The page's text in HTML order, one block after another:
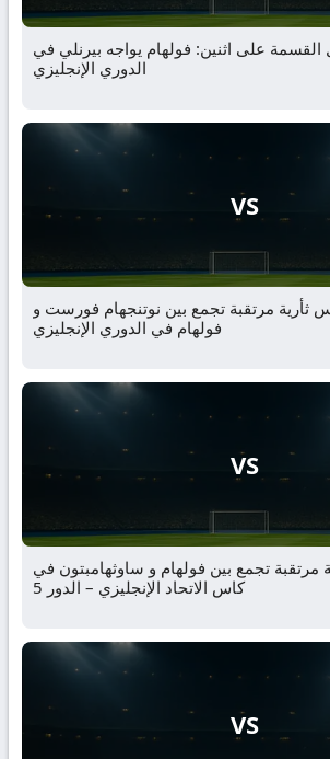
القسمة على اثنين: فولهام يواجه بيرنلي في
الدوري الإنجليزي
VS
ثأرية مرتقبة تجمع بين نوتنجهام فورست و
فولهام في الدوري الإنجليزي
VS
مرتقبة تجمع بين فولهام و ساوثهامبتون في
كاس الاتحاد الإنجليزي – الدور 5
VS